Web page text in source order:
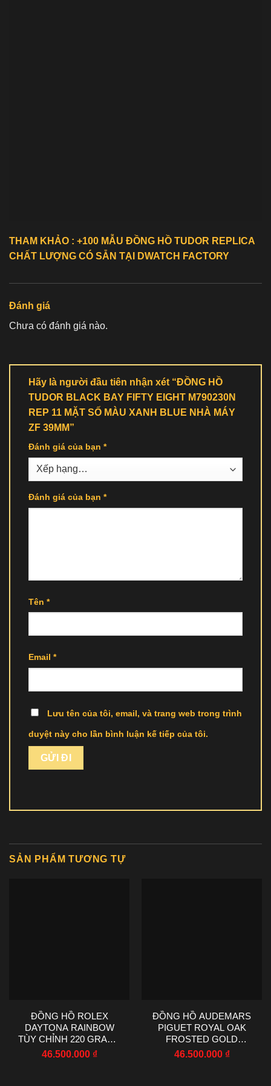
THAM KHẢO : +100 MẪU ĐỒNG HỒ TUDOR REPLICA
CHẤT LƯỢNG CÓ SẴN TẠI DWATCH FACTORY
Đánh giá
Chưa có đánh giá nào.
Hãy là người đầu tiên nhận xét “ĐỒNG HỒ
TUDOR BLACK BAY FIFTY EIGHT M790230N
REP 11 MẶT SỐ MÀU XANH BLUE NHÀ MÁY
ZF 39MM”
Đánh giá của bạn *
Đánh giá của bạn *
Tên *
Email *
Lưu tên của tôi, email, và trang web trong trình
duyệt này cho lần bình luận kế tiếp của tôi.
SẢN PHẨM TƯƠNG TỰ
ĐỒNG HỒ ROLEX
DAYTONA RAINBOW
TÙY CHỈNH 220 GRAMS
MOISSANITE RUBY
46.500.000 ₫
ĐỒNG HỒ AUDEMARS
PIGUET ROYAL OAK
FROSTED GOLD
15407BC PHỦ VÀNG
46.500.000 ₫